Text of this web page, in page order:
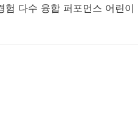
험 다수 융합 퍼포먼스 어린이